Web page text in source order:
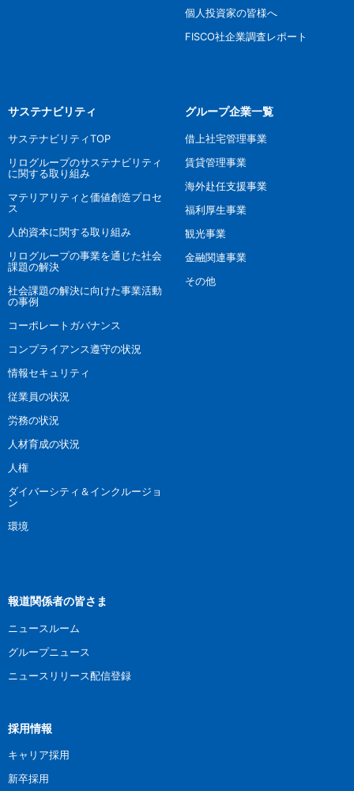
個人投資家の皆様へ
FISCO社企業調査レポート
サステナビリティ
サステナビリティTOP
リログループのサステナビリティ
に関する取り組み
マテリアリティと価値創造プロセ
ス
人的資本に関する取り組み
リログループの事業を通じた社会
課題の解決
社会課題の解決に向けた事業活動
の事例
コーポレートガバナンス
コンプライアンス遵守の状況
情報セキュリティ
従業員の状況
労務の状況
人材育成の状況
人権
ダイバーシティ＆インクルージョ
ン
環境
グループ企業一覧
借上社宅管理事業
賃貸管理事業
海外赴任支援事業
福利厚生事業
観光事業
金融関連事業
その他
報道関係者の皆さま
ニュースルーム
グループニュース
ニュースリリース配信登録
採用情報
キャリア採用
新卒採用